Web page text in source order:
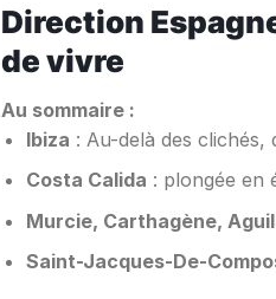
Direction
de vivre
Au sommaire :
Ibiza : Au-delà des
Costa Calida : plongée en
Murcie, Carthagène,
Saint-Jacques-De-